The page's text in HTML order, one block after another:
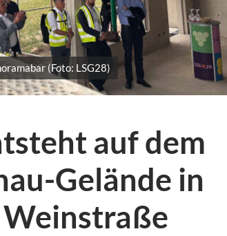
(Foto: LSG28)
auf dem
Gelände in